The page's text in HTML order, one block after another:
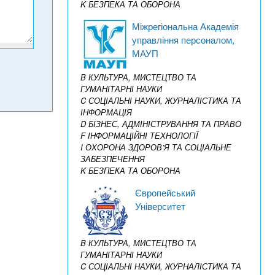
K БЕЗПЕКА ТА ОБОРОНА
Міжрегіональна Академія
управління персоналом,
МАУП
B КУЛЬТУРА, МИСТЕЦТВО ТА
ГУМАНІТАРНІ НАУКИ
C СОЦІАЛЬНІ НАУКИ, ЖУРНАЛІСТИКА ТА
ІНФОРМАЦІЯ
D БІЗНЕС, АДМІНІСТРУВАННЯ ТА ПРАВО
F ІНФОРМАЦІЙНІ ТЕХНОЛОГІЇ
I ОХОРОНА ЗДОРОВ’Я ТА СОЦІАЛЬНЕ
ЗАБЕЗПЕЧЕННЯ
K БЕЗПЕКА ТА ОБОРОНА
Європейський
Університет
B КУЛЬТУРА, МИСТЕЦТВО ТА
ГУМАНІТАРНІ НАУКИ
C СОЦІАЛЬНІ НАУКИ, ЖУРНАЛІСТИКА ТА